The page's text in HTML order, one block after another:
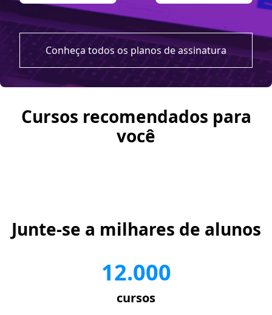
Conheça todos os planos de assinatura
Cursos recomendados para
você
Junte-se a milhares de alunos
12.000
cursos